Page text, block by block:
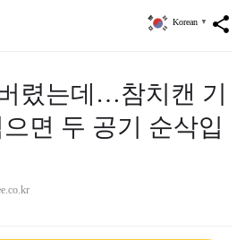
share
Korean ▼
렸는데…참치캔 기
면 두 공기 순삭입